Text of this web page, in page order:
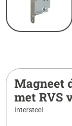
Magneet
met RVS
Intersteel